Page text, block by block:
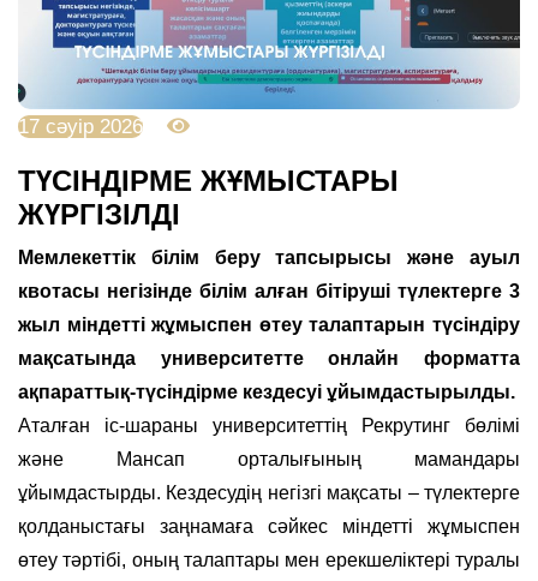
17 сәуір 2026
ТҮСІНДІРМЕ ЖҰМЫСТАРЫ
ЖҮРГІЗІЛДІ
Мемлекеттік білім беру тапсырысы және ауыл
квотасы негізінде білім алған бітіруші түлектерге 3
жыл міндетті жұмыспен өтеу талаптарын түсіндіру
мақсатында университетте онлайн форматта
ақпараттық-түсіндірме кездесуі ұйымдастырылды.
Аталған іс-шараны университеттің Рекрутинг бөлімі
және Мансап орталығының мамандары
ұйымдастырды. Кездесудің негізгі мақсаты – түлектерге
қолданыстағы заңнамаға сәйкес міндетті жұмыспен
өтеу тәртібі, оның талаптары мен ерекшеліктері туралы